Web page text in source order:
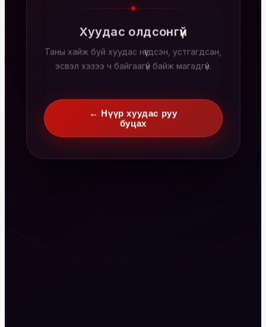
Хуудас олдсонгүй
Таны хайж буй хуудас нүүгдсэн, устгагдсан,
эсвэл хэзээ ч байгаагүй байж магадгүй.
← Нүүр хуудас руу
буцах